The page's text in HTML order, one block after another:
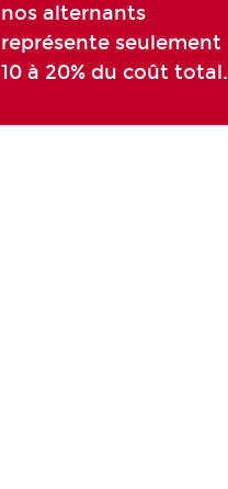
nos alternants
représente seulement
10 à 20% du coût total.